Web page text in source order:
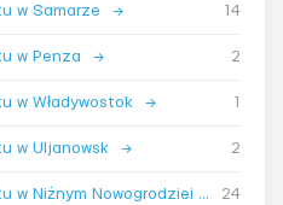
w Samarze → 14
w Penza → 2
w Władywostok → 1
w Uljanowsk → 2
Praca Przepisywaczem tekstu w Niżnym Nowogrodzieі→ 24